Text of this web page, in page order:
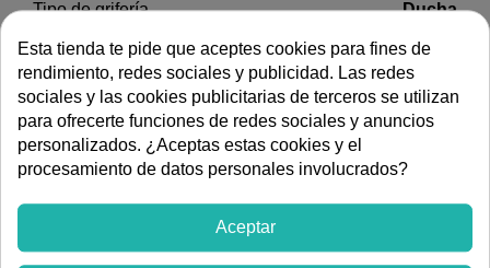
Tipo de grifería Ducha
DOCUMENTACIÓN
Dibujo de dimensiones
DESCRIPCIÓN
ducha de mano y flexo metálico. Acabado cromo.
Esta tienda te pide que aceptes cookies para fines de
rendimiento, redes sociales y publicidad. Las redes
sociales y las cookies publicitarias de terceros se utilizan
para ofrecerte funciones de redes sociales y anuncios
personalizados. ¿Aceptas estas cookies y el
procesamiento de datos personales involucrados?
Aceptar